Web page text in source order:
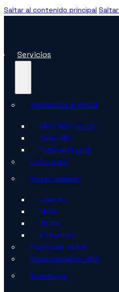
Saltar al contenido principal
Servicios
Inteligencia Artificial
GEO (SEO con IA)
Taller GEO
Publicidad en IA
Consultoría
Redes sociales
LinkedIn
Meta
TikTok
X (Twitter)
Publicidad digital
Posicionamiento SEO
Tecnología